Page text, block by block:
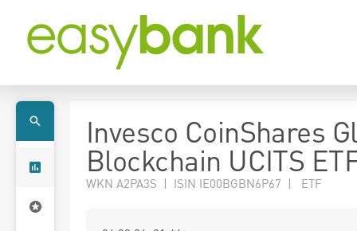
Invesco CoinShares
Blockchain UCITS
WKN A2PA3S | ISIN IE00BGBN6P67 | ETF